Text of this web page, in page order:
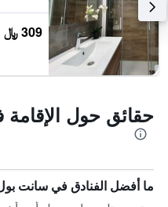
309 ﷼
حقائق حول
ما أفضل الفنادق في سانت